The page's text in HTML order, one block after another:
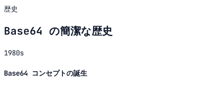
歴史
Base64 の簡潔な歴史
1980s
Base64 コンセプトの誕生